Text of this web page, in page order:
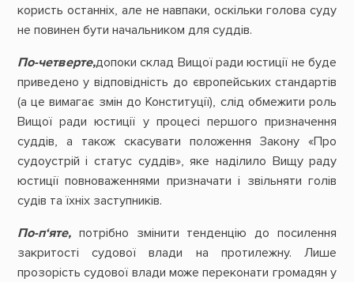
користь останніх, але не навпаки, оскільки голова суду
не повинен бути начальником для суддів.
По-четверте,допоки склад Вищої ради юстиції не буде
приведено у відповідність до європейських стандартів
(а це вимагає змін до Конституції), слід обмежити роль
Вищої ради юстиції у процесі першого призначення
суддів, а також скасувати положення Закону «Про
судоустрій і статус суддів», яке наділило Вищу раду
юстиції повноваженнями призначати і звільняти голів
судів та їхніх заступників.
По-п‘яте, потрібно змінити тенденцію до посилення
закритості судової влади на протилежну. Лише
прозорість судової влади може переконати громадян у